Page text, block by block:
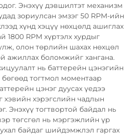
Энэхүү дэвшилтэт механизм
зориулсан эмзэг 50 RPM-ийн
хүнд хэцүү нөхцөлд ашиглах
1800 RPM хүртэлх хурдыг
олон төрлийн шахах нөхцөл
ажиллах боломжийг хангана.
нь баттерейн цэнэгийн
тогтмол моментаар
цэнэг дуусах үедээ
хэвийн хэрэгслийн чадлын
Энэхүү тогтвортой байдал нь
төгсгөл нь мэргэжлийн үр
байдаг шийдэмжлэл гаргах